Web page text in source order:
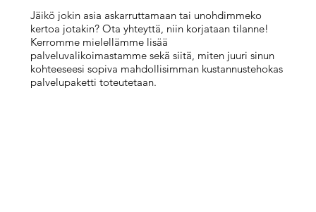
Jäikö jokin asia askarruttamaan tai unohdimmeko
kertoa jotakin? Ota yhteyttä, niin korjataan tilanne!
Kerromme mielellämme lisää
palveluvalikoimastamme sekä siitä, miten juuri sinun
kohteeseesi sopiva mahdollisimman kustannustehokas
palvelupaketti toteutetaan.